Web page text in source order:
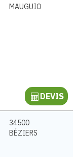
MAUGUIO
DEVIS
34500
BÉZIERS